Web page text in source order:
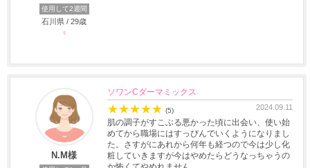
使用して2週間
石川県 / 29歳
♀
N.M様
ソワンCダーマミックス
★★★★★ (5) 2024.09.11
肌の調子がすこぶる悪かった頃に出会い、使い始
めてから職場にはすっぴんでいくようになりまし
た。さすがにあれから何年も経つので今は少し化
粧していきますが今はやめたらどうなっちゃうの